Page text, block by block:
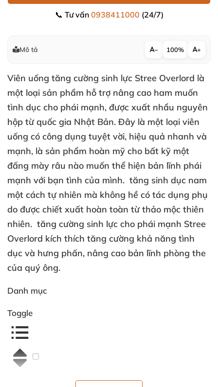
📞 Tư vấn 0938411000 (24/7)
Mô tả − 100% +
Viên uống tăng cường sinh lực Stree Overlord là
một loại sản phẩm hỗ trợ nâng cao ham muốn
tình dục cho phái mạnh, được xuất nhẩu nguyên
hộp từ quốc gia Nhật Bản. Đây là một loại viên
uống có công dụng tuyệt vời, hiệu quả nhanh và
mạnh, là sản phẩm hoàn mỹ cho bất kỹ một
đấng mày râu nào muốn thể hiện bản lĩnh phái
mạnh với bạn tình của mình. tăng sinh dục nam
một cách tự nhiên mà không hề có tác dụng phụ
do được chiết xuất hoàn toàn từ thảo mộc thiên
nhiên. tăng cường sinh lực cho phái mạnh Stree
Overlord kích thích tăng cường khả năng tình
dục và hưng phấn, nâng cao bản lĩnh phòng the
của quý ông.
Danh mục
Toggle